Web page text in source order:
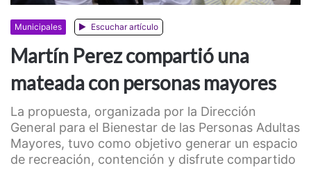
AnteriorSiguiente
Municipales Escuchar artículo
Martín Perez compartió una
mateada con personas mayores
La propuesta, organizada por la Dirección
General para el Bienestar de las Personas Adultas
Mayores, tuvo como objetivo generar un espacio
de recreación, contención y disfrute compartido